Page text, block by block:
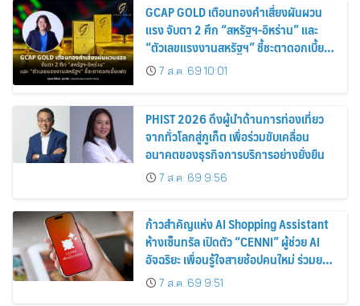
GCAP GOLD เตือนทองคำเสี่ยงผันผวน
แรง จับตา 2 ศึก “สหรัฐฯ-อิหร่าน” และ
“ตัวเลขแรงงานสหรัฐฯ” ชี้ชะตาดอกเบี้ย
เฟด7 ส.ค. 69 10:01
PHIST 2026 ดึงผู้นำด้านการท่องเที่ยว
จากทั่วโลกสู่ภูเก็ต เพื่อร่วมขับเคลื่อน
อนาคตของธุรกิจการบริการอย่างยั่งยืน
7 ส.ค. 69 9:56
ก้าวสำคัญแห่ง AI Shopping Assistant
ห้างเซ็นทรัล เปิดตัว “CENNI” ผู้ช่วย AI
อัจฉริยะ เพื่อนรู้ใจสายช้อปคนใหม่ ร่วมยก
ระดับประสบการณ์ช้อปปิ้งให้ง่ายขึ้นได้ ใน
แชตเดียว
7 ส.ค. 69 9:51